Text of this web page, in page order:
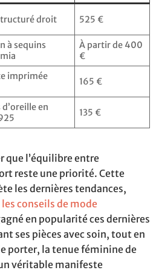
droit 525 €
à sequins
À partir de 400
€
imprimée
165 €
en
135 €
que l’équilibre entre
reste une priorité. Cette
les dernières tendances,
les conseils de mode
en popularité ces dernières
ses pièces avec soin, tout en
porter, la tenue féminine de
véritable manifeste